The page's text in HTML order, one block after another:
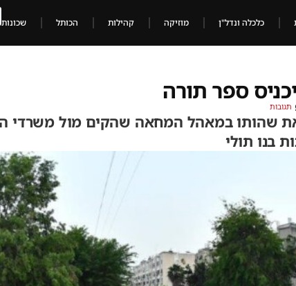
כלכלה ונדל"ן מוזיקה קהילות הכותל שכונות
ספר תורה
תגובות
שהותו במאהל המחאה שהקים מול משרדי
בנו תולי